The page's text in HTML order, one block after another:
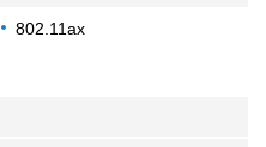
802.11ax